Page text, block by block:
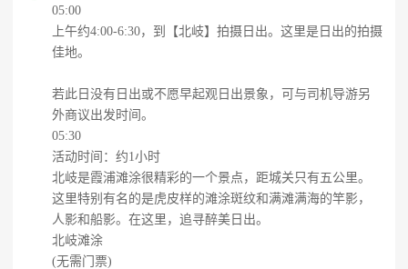
05:00
上午约4:00-6:30，到【北岐】拍摄日出。这里是日出的拍摄
佳地。
若此日没有日出或不愿早起观日出景象，可与司机导游另
外商议出发时间。
05:30
活动时间：约1小时
北岐是霞浦滩涂很精彩的一个景点，距城关只有五公里。
这里特别有名的是虎皮样的滩涂斑纹和满滩满海的竿影，
人影和船影。在这里，追寻醉美日出。
北岐滩涂
(无需门票)